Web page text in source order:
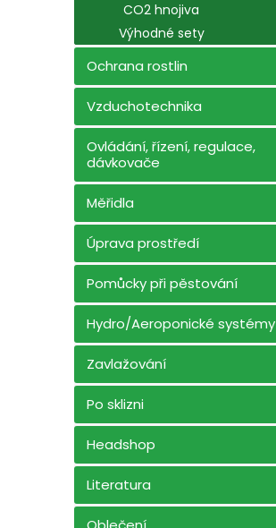
CO2 hnojiva
Výhodné sety
Ochrana rostlin
Vzduchotechnika
Ovládání, řízení, regulace,
dávkovače
Měřidla
Úprava prostředí
Pomůcky při pěstování
Hydro/Aeroponické systémy
Zavlažování
Po sklizni
Headshop
Literatura